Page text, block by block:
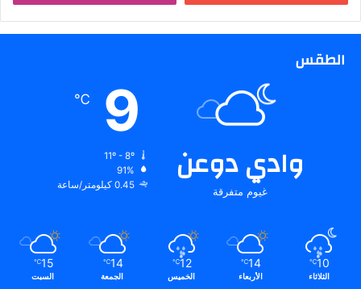
الطقس
وادي دوعن
غيوم متفرقة
9
℃
91%
0.45 كيلومتر/ساعة
10
℃
الثلاثاء
14
℃
الأربعاء
12
℃
الخميس
14
℃
الجمعة
15
℃
السبت